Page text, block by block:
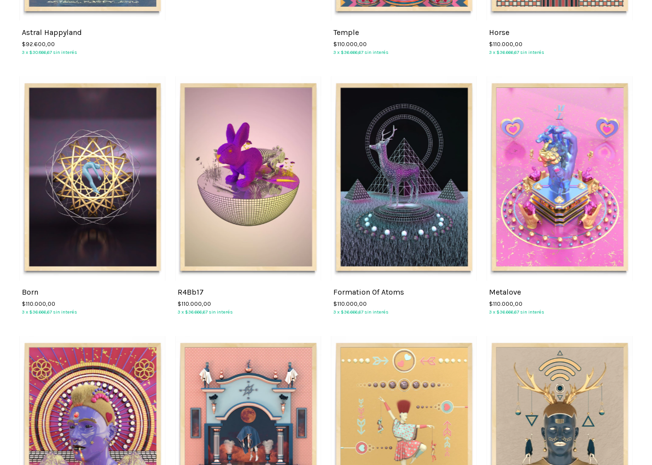
Astral Happyland
$92.600,00
3 x $30.866,67 sin interés
Temple
$110.000,00
3 x $36.666,67 sin interés
Horse
$110.000,00
3 x $36.666,67 sin interés
Born
$110.000,00
3 x $36.666,67 sin interés
R4Bb17
$110.000,00
3 x $36.666,67 sin interés
Formation Of Atoms
$110.000,00
3 x $36.666,67 sin interés
Metalove
$110.000,00
3 x $36.666,67 sin interés